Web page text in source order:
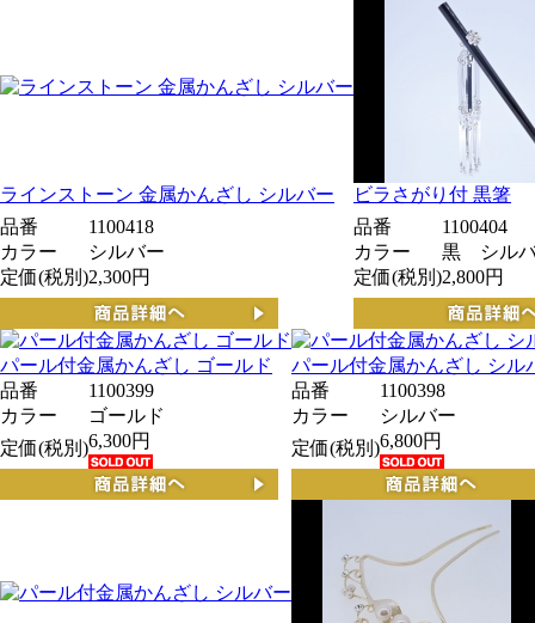
ラインストーン 金属かんざし シルバー
ビラさがり付 黒箸
品番
1100418
カラー
シルバー
定価(税別)2,300円
品番
1100404
カラー
黒 シル
定価(税別)2,800円
パール付金属かんざし ゴールド
パール付金属かんざし シル
品番
1100399
カラー
ゴールド
定価(税別)6,300円
品番
1100398
カラー
シルバー
定価(税別)6,800円